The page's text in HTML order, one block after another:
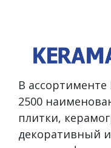
В ассортименте
2500
плитки,
декоративный